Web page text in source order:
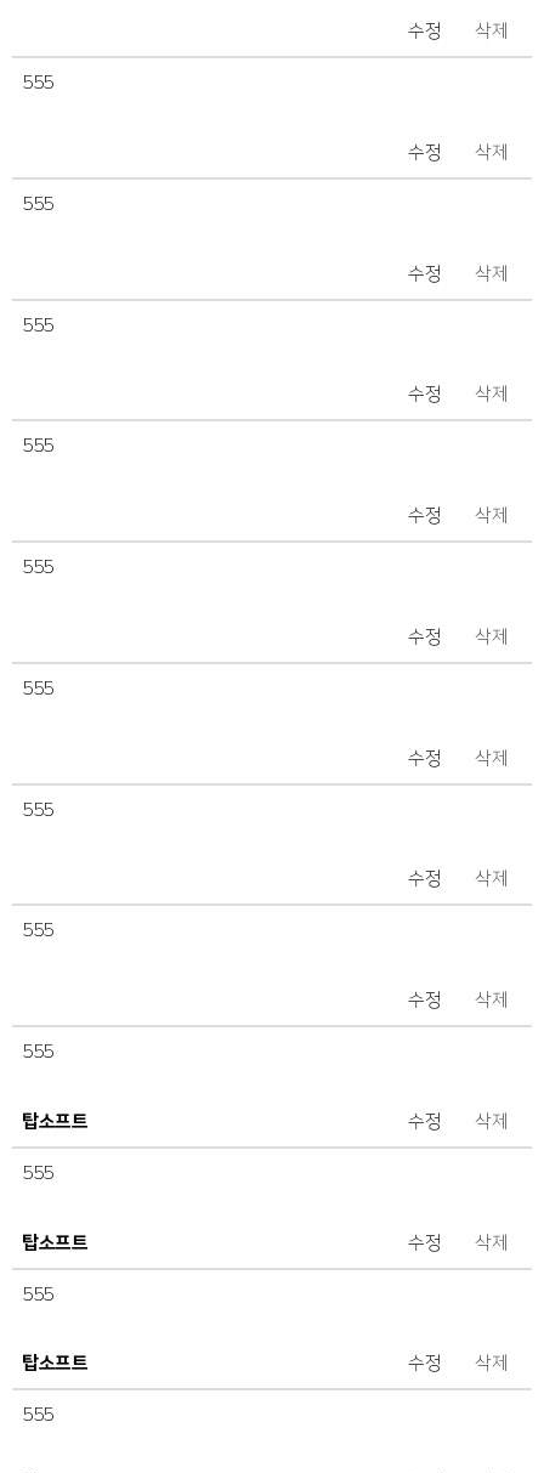
수정 삭제
555
수정 삭제
555
수정 삭제
555
수정 삭제
555
수정 삭제
555
수정 삭제
555
수정 삭제
555
수정 삭제
555
수정 삭제
555
탑소프트 수정 삭제
555
탑소프트 수정 삭제
555
탑소프트 수정 삭제
555